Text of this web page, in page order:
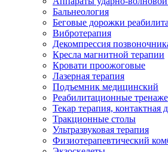
Бальнеология
Беговые дорожки
Вибротерапия
Декомпрессия
Кресла магнитной терапии
Кровати проожоговые
Лазерная терапия
Подъемник медицинский
Реабилитационные
Текар терапия, контактная
Тракционные столы
Ультразвуковая терапия
Физиотерапевтический